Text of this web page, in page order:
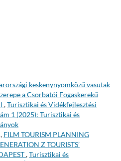
keskenynyomközű vasutak
a Csorbatói Fogaskerekű
,Turisztikai és Vidékfejlesztési
1 (2025): Turisztikai és
FILM TOURISM PLANNING
Z TOURISTS’
,Turisztikai és